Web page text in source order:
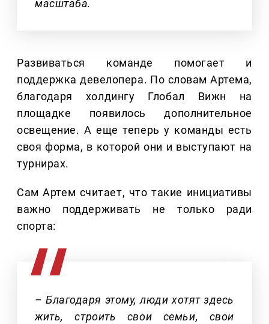
масштаба.
Развиваться команде помогает и
поддержка девелопера. По словам Артема,
благодаря холдингу Глобал Вижн на
площадке появилось дополнительное
освещение. А еще теперь у команды есть
своя форма, в которой они и выступают на
турнирах.
Сам Артем считает, что такие инициативы
важно поддерживать не только ради
спорта:
– Благодаря этому, люди хотят здесь
жить, строить свои семьи, свои